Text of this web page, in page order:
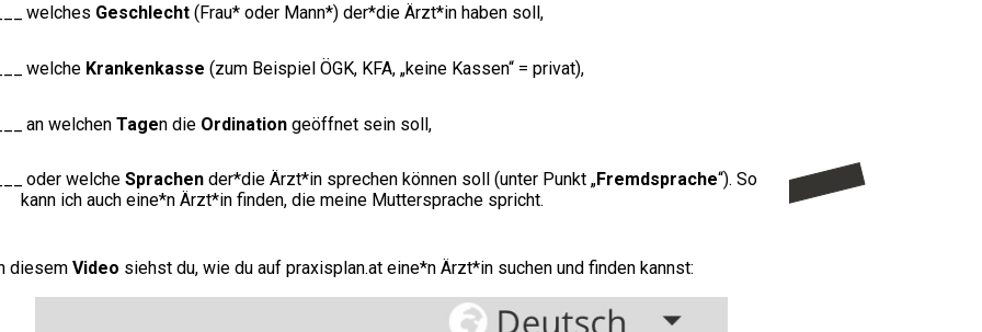
welches Geschlecht(Frau* oder Mann*) der*die Ärzt*in haben soll,
welche Krankenkasse (zum Beispiel ÖGK, KFA, „keine Kassen“ = privat),
an welchen Tagen die Ordinationgeöffnet sein soll,
oder welche Sprachender*die Ärzt*in sprechen können soll (unter Punkt „Fremdsprache“). So
kann ich auch eine*n Ärzt*in finden, die meine Muttersprache spricht.
diesem Video siehst du, wie du auf praxisplan.at eine*n Ärzt*in suchen und finden kannst: